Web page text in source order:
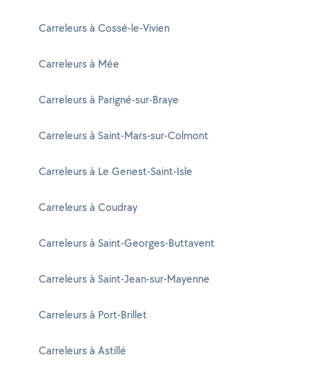
Carreleurs à Cossé-le-Vivien
Carreleurs à Mée
Carreleurs à Parigné-sur-Braye
Carreleurs à Saint-Mars-sur-Colmont
Carreleurs à Le Genest-Saint-Isle
Carreleurs à Coudray
Carreleurs à Saint-Georges-Buttavent
Carreleurs à Saint-Jean-sur-Mayenne
Carreleurs à Port-Brillet
Carreleurs à Astillé